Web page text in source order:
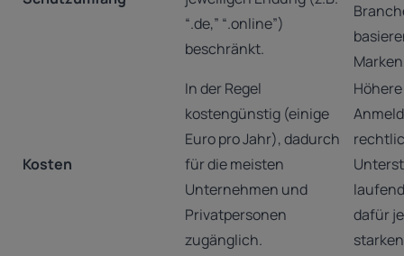
“.de,” “.online”)
beschränkt.
Kosten
In der Regel
kostengünstig (einige
Euro pro Jahr), dadurch
für die meisten
Unternehmen und
Privatpersonen
zugänglich.
dafür